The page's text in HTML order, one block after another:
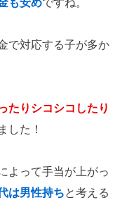
も安めですね。
で対応する子が多か
たりシコシコしたり
した！
よって手当が上がっ
は男性持ちと考える